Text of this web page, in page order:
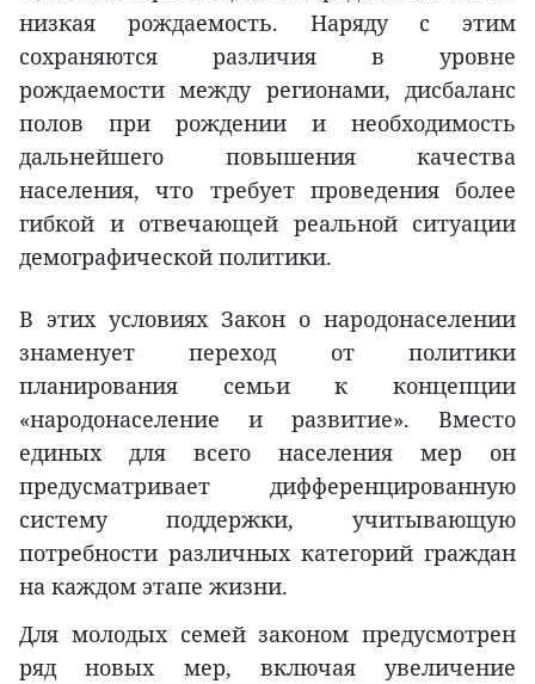
низкая рождаемость. Наряду с этим
сохраняются различия в уровне
рождаемости между регионами, дисбаланс
полов при рождении и необходимость
дальнейшего повышения качества
населения, что требует проведения более
гибкой и отвечающей реальной ситуации
демографической политики.
В этих условиях Закон о народонаселении
знаменует переход от политики
планирования семьи к концепции
«народонаселение и развитие». Вместо
единых для всего населения мер он
предусматривает дифференцированную
систему поддержки, учитывающую
потребности различных категорий граждан
на каждом этапе жизни.
Для молодых семей законом предусмотрен
ряд новых мер, включая увеличение